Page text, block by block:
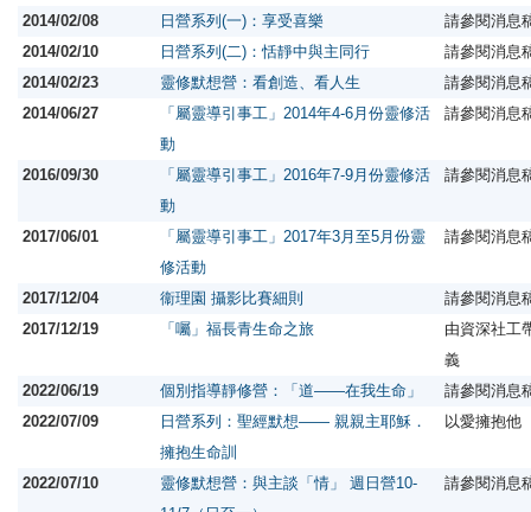
2014/02/08
日營系列(一)：享受喜樂
請參閱消息
2014/02/10
日營系列(二)：恬靜中與主同行
請參閱消息
2014/02/23
靈修默想營：看創造、看人生
請參閱消息
2014/06/27
「屬靈導引事工」2014年4-6月份靈修活
動
請參閱消息
2016/09/30
「屬靈導引事工」2016年7-9月份靈修活
動
請參閱消息
2017/06/01
「屬靈導引事工」2017年3月至5月份靈
修活動
請參閱消息
2017/12/04 衞理園 攝影比賽細則
請參閱消息
2017/12/19
「囑」福長青生命之旅
由資深社工
義
2022/06/19
個別指導靜修營：「道——在我生命」
請參閱消息
2022/07/09
日營系列：聖經默想—— 親親主耶穌．
擁抱生命訓
以愛擁抱他
2022/07/10
靈修默想營：與主談「情」 週日營10-
請參閱消息